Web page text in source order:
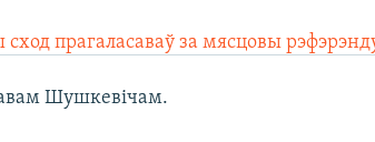
сход прагаласаваў за мясцовы
Шушкевічам.